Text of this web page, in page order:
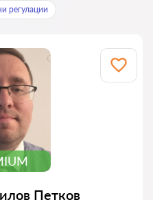
регулации
Петков